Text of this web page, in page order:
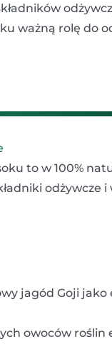
ważną rolę do
to w 100%
odżywcze
jagód Goji
owoców